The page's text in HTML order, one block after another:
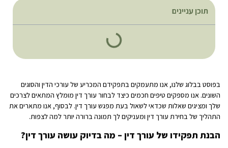
תוכן עניינים
בפוסט בבלוג שלנו, אנו מתעמקים בתפקידם המכריע של עורכי הדין והסוגים
השונים. אנו מספקים טיפים חכמים כיצד לבחור עורך דין מומלץ המתאים לצרכים
שלך ומציגים שאלות שכדאי לשאול בעת מפגש עורך דין. לבסוף, אנו מתארים את
התהליך של בחירת עורך דין ומעניקים לך תמונה ברורה יותר למה לצפות.
הבנת תפקידו של עורך דין – מה בדיוק עושה עורך דין?